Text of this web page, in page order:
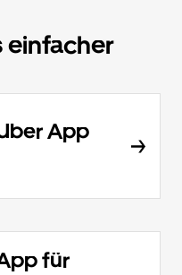
einfacher
App
für